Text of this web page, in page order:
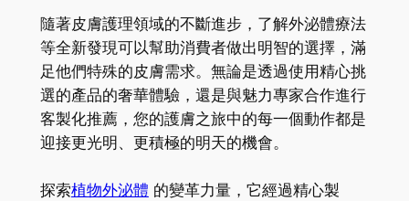
隨著皮膚護理領域的不斷進步，了解外泌體療法
等全新發現可以幫助消費者做出明智的選擇，滿
足他們特殊的皮膚需求。無論是透過使用精心挑
選的產品的奢華體驗，還是與魅力專家合作進行
客製化推薦，您的護膚之旅中的每一個動作都是
迎接更光明、更積極的明天的機會。
探索植物外泌體 的變革力量，它經過精心製